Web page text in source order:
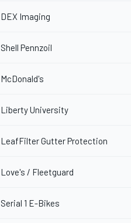
DEX Imaging
Shell Pennzoil
McDonald's
Liberty University
LeafFilter Gutter Protection
Love's / Fleetguard
Serial 1 E-Bikes